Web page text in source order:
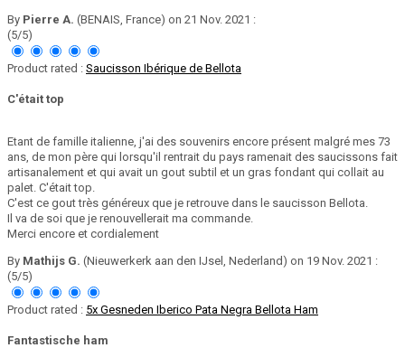
By Pierre A. (BENAIS, France) on 21 Nov. 2021 :
(5/5)
Product rated : Saucisson Ibérique de Bellota
C'était top
Etant de famille italienne, j'ai des souvenirs encore présent malgré mes 73
ans, de mon père qui lorsqu'il rentrait du pays ramenait des saucissons fait
artisanalement et qui avait un gout subtil et un gras fondant qui collait au
palet. C'était top.
C'est ce gout très généreux que je retrouve dans le saucisson Bellota.
Il va de soi que je renouvellerait ma commande.
Merci encore et cordialement
By Mathijs G. (Nieuwerkerk aan den IJsel, Nederland) on 19 Nov. 2021 :
(5/5)
Product rated : 5x Gesneden Iberico Pata Negra Bellota Ham
Fantastische ham